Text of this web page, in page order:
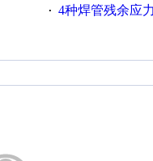
· 4种焊管残余应